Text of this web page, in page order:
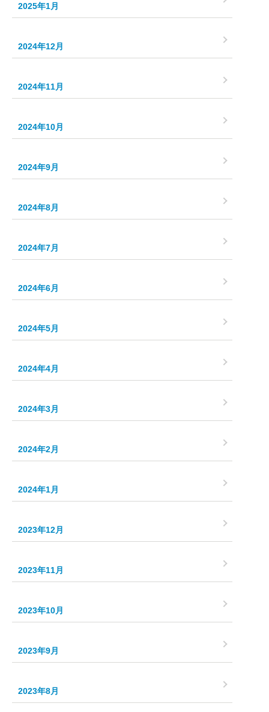
2025年1月
2024年12月
2024年11月
2024年10月
2024年9月
2024年8月
2024年7月
2024年6月
2024年5月
2024年4月
2024年3月
2024年2月
2024年1月
2023年12月
2023年11月
2023年10月
2023年9月
2023年8月